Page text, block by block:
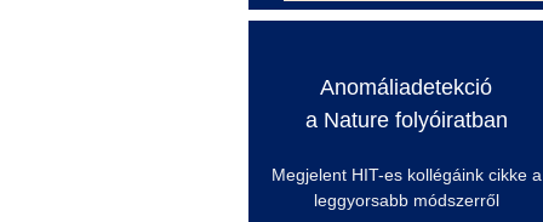
Anomáliadetekció
a Naturefolyóiratban
Megjelent HIT-es kollégáink cikke a
leggyorsabb módszerről